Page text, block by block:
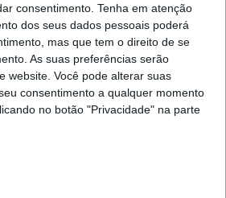
consentimento. Tenha em atenção
dos seus dados pessoais poderá
mas que tem o direito de se
As suas preferências serão
website. Você pode alterar suas
consentimento a qualquer momento
no botão "Privacidade" na parte